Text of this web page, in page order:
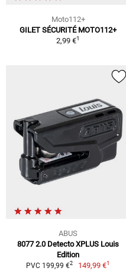
Moto112+
GILET SÉCURITÉ MOTO112+
2,99 €1
ABUS
8077 2.0 Detecto XPLUS Louis
Edition
PVC 199,99 €2 149,99 €1